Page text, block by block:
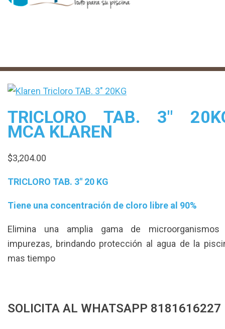
PRODUCTOS
TRICLORO TAB. 3″
MCA KLAREN
$3,204.00
TRICLORO TAB. 3″ 20 KG
Tiene una concentración de cloro libre al 90%
Elimina una amplia gama de
impurezas, brindando protección al agua de la
mas tiempo
SOLICITA AL WHATSAPP 8181616227